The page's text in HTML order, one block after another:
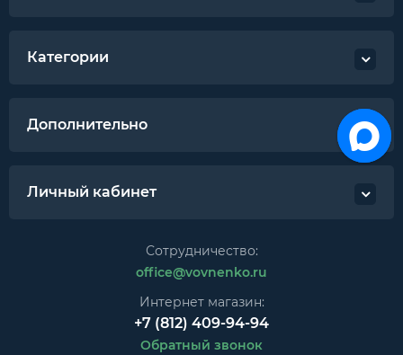
Категории
Дополнительно
Личный кабинет
Сотрудничество:
office@vovnenko.ru
Интернет магазин:
+7 (812) 409-94-94
Обратный звонок